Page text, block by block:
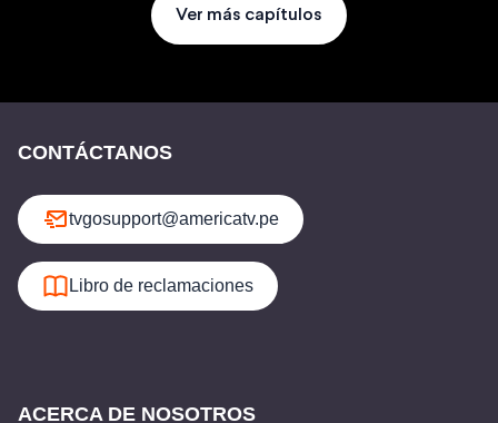
Ver más capítulos
CONTÁCTANOS
tvgosupport@americatv.pe
Libro de reclamaciones
ACERCA DE NOSOTROS